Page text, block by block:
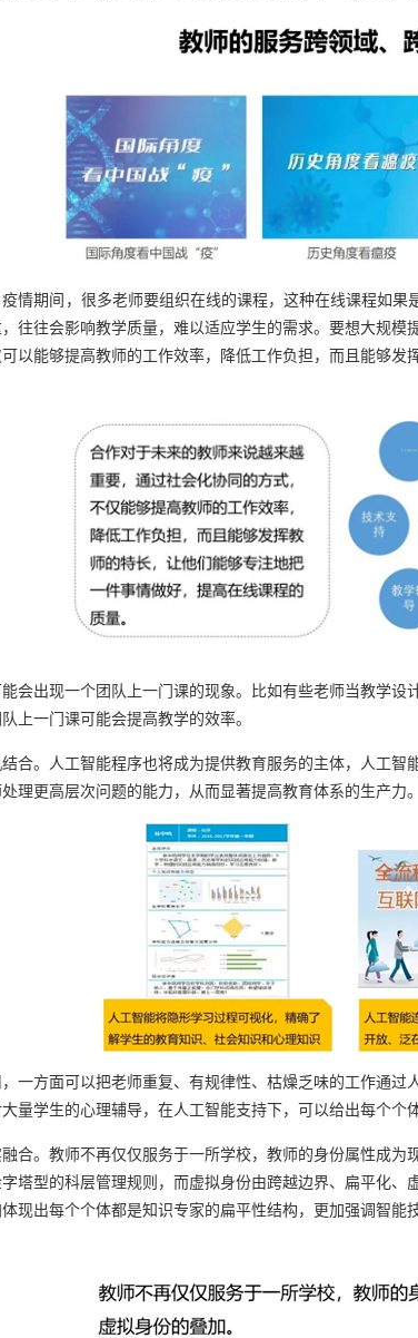
期间，很多老师要组织在线的课程，这种在线课程如果
往往会影响教学质量，难以适应学生的需求。要想大规
以能够提高教师的工作效率，降低工作负担，而且能够发
出现一个团队上一门课的现象。比如有些老师当教学设
上一门课可能会提高教学的效率。
。人工智能程序也将成为提供教育服务的主体，人工智
理更高层次问题的能力，从而显著提高教育体系的生产力。
方面可以把老师重复、有规律性、枯燥乏味的工作通过
量学生的心理辅导，在人工智能支持下，可以给出每个
。教师不再仅仅服务于一所学校，教师的身份属性成为
塔型的科层管理规则，而虚拟身份由跨越边界、扁平化
现出每个个体都是知识专家的扁平性结构，更加强调智